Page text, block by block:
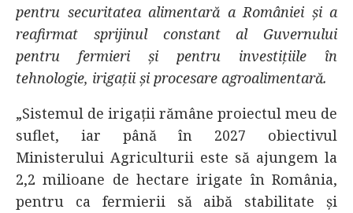
pentru securitatea alimentară a României și a
reafirmat sprijinul constant al Guvernului
pentru fermieri și pentru investițiile în
tehnologie, irigații și procesare agroalimentară.
„Sistemul de irigații rămâne proiectul meu de
suflet, iar până în 2027 obiectivul
Ministerului Agriculturii este să ajungem la
2,2 milioane de hectare irigate în România,
pentru ca fermierii să aibă stabilitate și